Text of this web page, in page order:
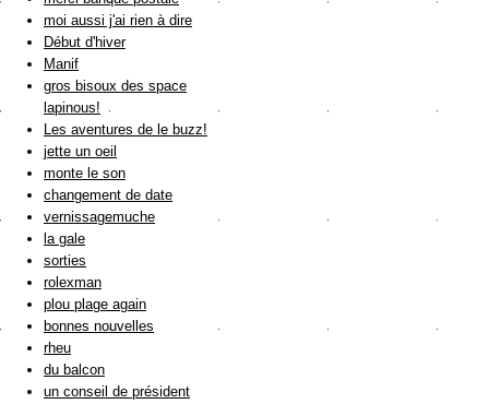
moi aussi j'ai rien à dire
Début d'hiver
Manif
gros bisoux des space
lapinous!
Les aventures de le buzz!
jette un oeil
monte le son
changement de date
vernissagemuche
la gale
sorties
rolexman
plou plage again
bonnes nouvelles
rheu
du balcon
un conseil de président